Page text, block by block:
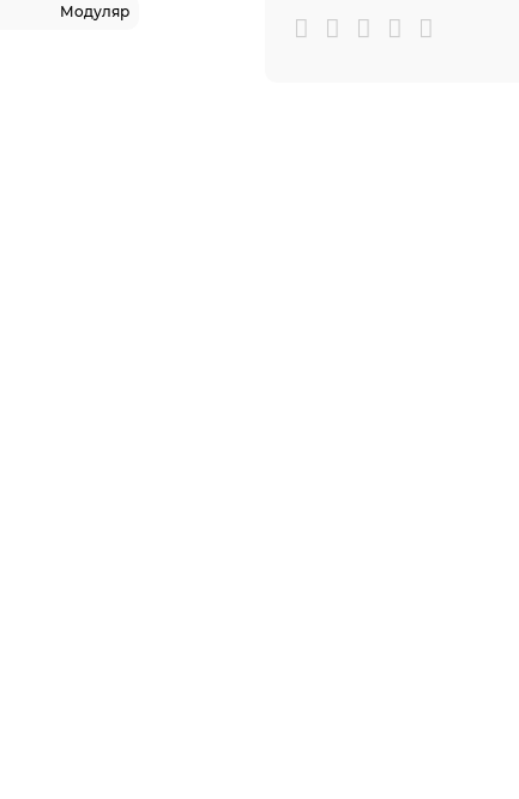
Модуляр